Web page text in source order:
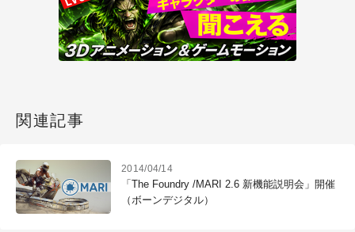
関連記事
2014/04/14
「The Foundry /MARI 2.6 新機能説明会」開催
（ボーンデジタル）